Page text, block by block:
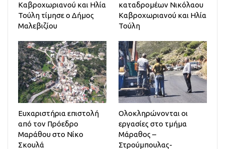
Καβροχωριανού και Ηλία
Τούλη τίμησε ο Δήμος
Μαλεβιζίου
καταδρομέων Νικόλαου
Καβροχωριανού και Ηλία
Τούλη
Ευχαριστήρια επιστολή
από τον Πρόεδρο
Μαράθου στο Νίκο
Σκουλά
Ολοκληρώνονται οι
εργασίες στο τμήμα
Μάραθος –
Στρούμπουλας-